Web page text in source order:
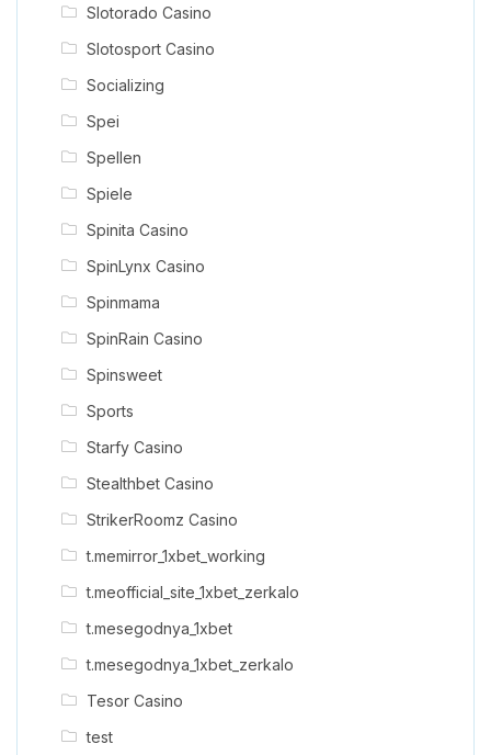
Slotorado Casino
Slotosport Casino
Socializing
Spei
Spellen
Spiele
Spinita Casino
SpinLynx Casino
Spinmama
SpinRain Casino
Spinsweet
Sports
Starfy Casino
Stealthbet Casino
StrikerRoomz Casino
t.memirror_1xbet_working
t.meofficial_site_1xbet_zerkalo
t.mesegodnya_1xbet
t.mesegodnya_1xbet_zerkalo
Tesor Casino
test